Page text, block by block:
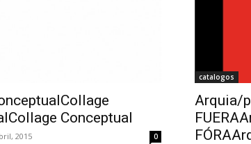
Conceptual
2015 0
catalogos
Arquia/